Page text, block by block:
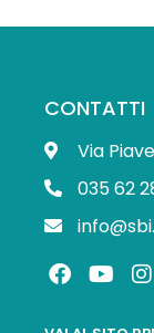
CONTATTI
Via
035 62
F
a
Y
o
I
n